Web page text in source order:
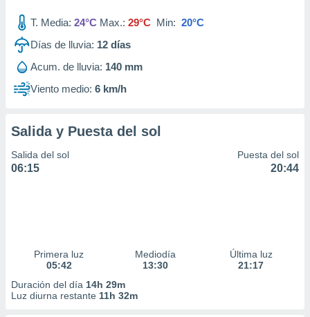
T. Media: 24°C Max.: 29°C Min: 20°C
Días de lluvia: 12 días
Acum. de lluvia: 140 mm
Viento medio: 6 km/h
Salida y Puesta del sol
Salida del sol
06:15
Puesta del sol
20:44
Primera luz
05:42
Mediodía
13:30
Última luz
21:17
Duración del día 14h 29m
Luz diurna restante 11h 32m